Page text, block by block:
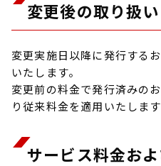
変更後の取り扱い
変更実施日以降に発行する
いたします。
変更前の料金で発行済みの
り従来料金を適用いたします
サービス料金お